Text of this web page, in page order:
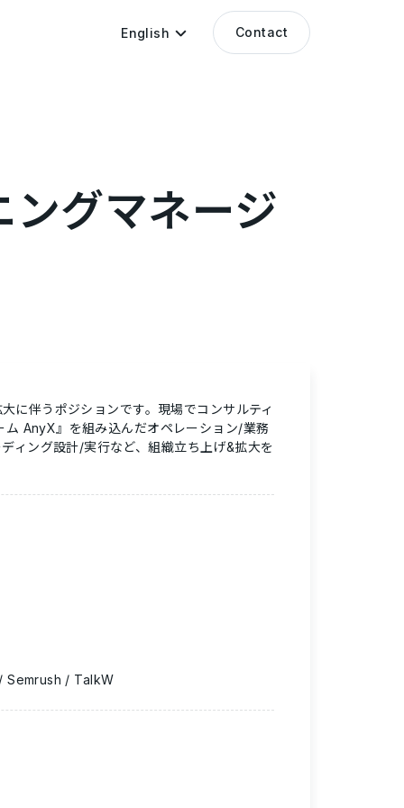
English Contact
グマネージ
に伴うポジションです。現場でコンサルティ
AnyX』を組み込んだオペレーション/業務
ィング設計/実行など、組織立ち上げ&拡大を
Semrush / TalkW